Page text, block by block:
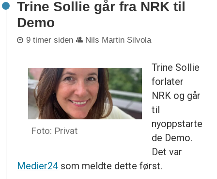
Trine Sollie går fra NRK til
Demo
9 timer siden Nils Martin Silvola
Foto: Privat
Trine Sollie
forlater
NRK og går
til
nyoppstarte
de Demo.
Det var
Medier24 som meldte dette først.